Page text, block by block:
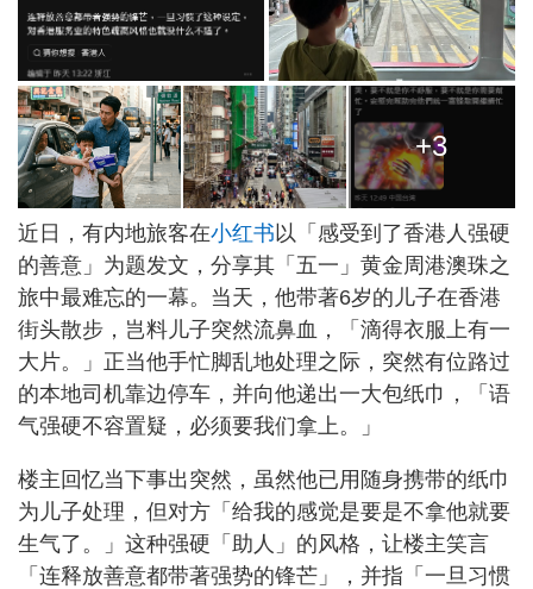
+3
近日，有内地旅客在小红书 以「感受到了香港人强硬
的善意」为题发文，分享其「五一」黄金周港澳珠之
旅中最难忘的一幕。当天，他带著6岁的儿子在香港
街头散步，岂料儿子突然流鼻血，「滴得衣服上有一
大片。」正当他手忙脚乱地处理之际，突然有位路过
的本地司机靠边停车，并向他递出一大包纸巾，「语
气强硬不容置疑，必须要我们拿上。」
楼主回忆当下事出突然，虽然他已用随身携带的纸巾
为儿子处理，但对方「给我的感觉是要是不拿他就要
生气了。」这种强硬「助人」的风格，让楼主笑言
「连释放善意都带著强势的锋芒」，并指「一旦习惯